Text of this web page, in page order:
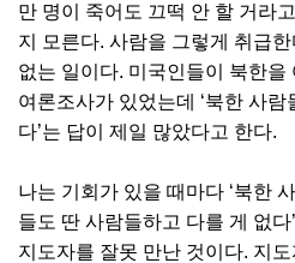
만 명이 죽어도 끄떡 안 할 거라
지 모른다. 사람을 그렇게 취급
없는 일이다. 미국인들이 북한
여론조사가 있었는데 ‘북한 사
다’는 답이 제일 많았다고 한다.
나는 기회가 있을 때마다 ‘북한
들도 딴 사람들하고 다를 게 없다
지도자를 잘못 만난 것이다. 지